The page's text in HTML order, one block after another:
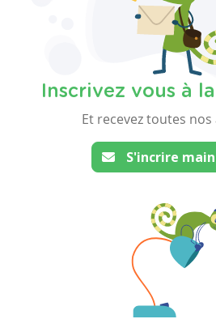
Inscrivez vous à
Et recevez toutes
S'incrire